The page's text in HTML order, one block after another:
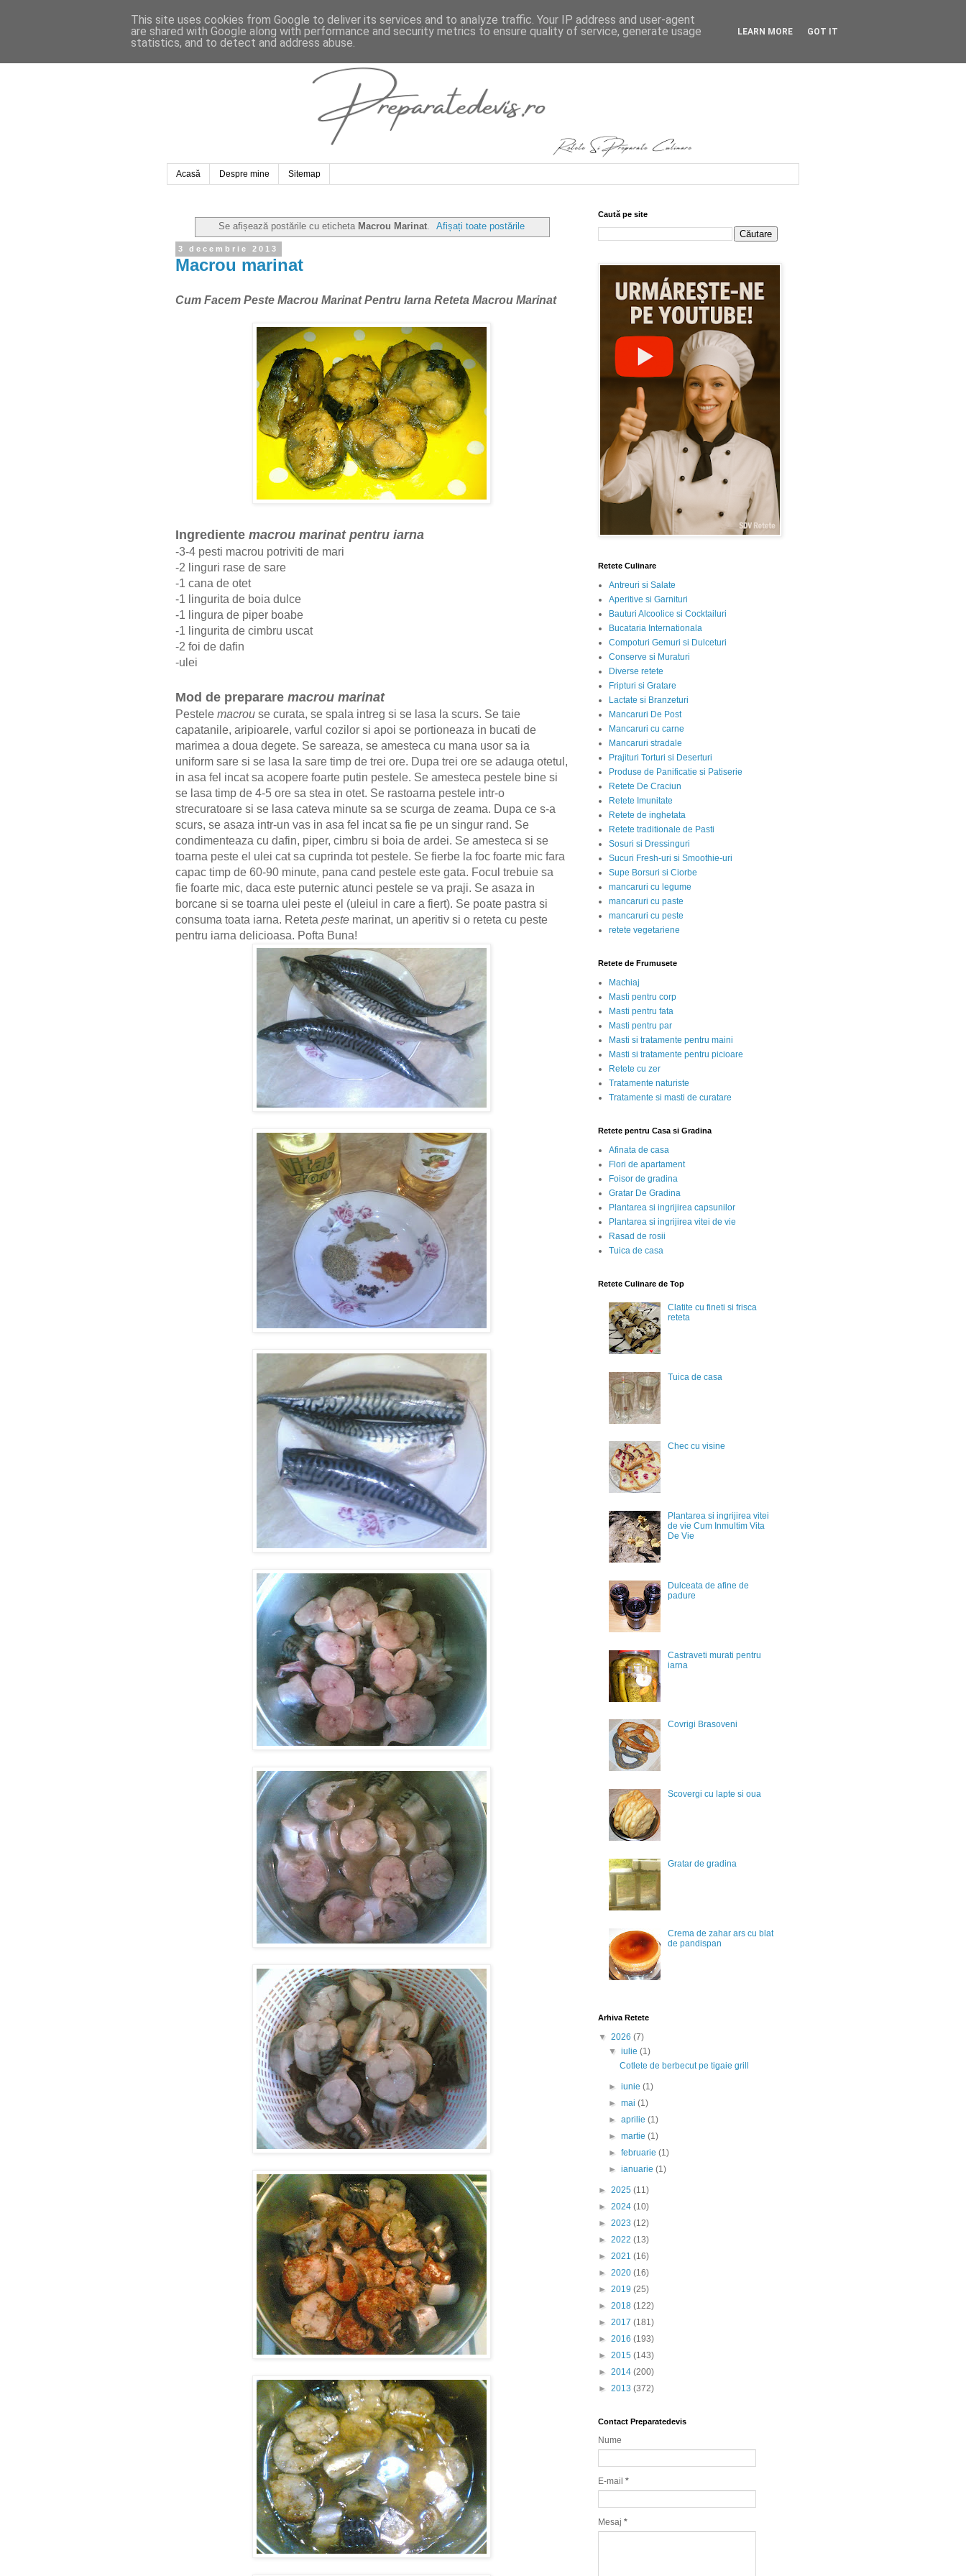
Acasă Despre mine Sitemap
Se afișează postările cu eticheta Macrou Marinat. Afișați toate postările
3 decembrie 2013
Macrou marinat
Cum Facem Peste Macrou Marinat Pentru Iarna Reteta Macrou Marinat
Ingrediente macrou marinat pentru iarna
-3-4 pesti macrou potriviti de mari
-2 linguri rase de sare
-1 cana de otet
-1 lingurita de boia dulce
-1 lingura de piper boabe
-1 lingurita de cimbru uscat
-2 foi de dafin
-ulei
Mod de preparare macrou marinat
Pestele macrou se curata, se spala intreg si se lasa la scurs. Se taie
capatanile, aripioarele, varful cozilor si apoi se portioneaza in bucati de
marimea a doua degete. Se sareaza, se amesteca cu mana usor sa ia
uniform sare si se lasa la sare timp de trei ore. Dupa trei ore se adauga otetul,
in asa fel incat sa acopere foarte putin pestele. Se amesteca pestele bine si
se lasa timp de 4-5 ore sa stea in otet. Se rastoarna pestele intr-o
strecuratoare si se lasa cateva minute sa se scurga de zeama. Dupa ce s-a
scurs, se asaza intr-un vas in asa fel incat sa fie pe un singur rand. Se
condimenteaza cu dafin, piper, cimbru si boia de ardei. Se amesteca si se
toarna peste el ulei cat sa cuprinda tot pestele. Se fierbe la foc foarte mic fara
capac timp de 60-90 minute, pana cand pestele este gata. Focul trebuie sa
fie foarte mic, daca este puternic atunci pestele se va praji. Se asaza in
borcane si se toarna ulei peste el (uleiul in care a fiert). Se poate pastra si
consuma toata iarna. Reteta peste marinat, un aperitiv si o reteta cu peste
pentru iarna delicioasa. Pofta Buna!
Caută pe site
Retete Culinare
Antreuri si Salate
Aperitive si Garnituri
Bauturi Alcoolice si Cocktailuri
Bucataria Internationala
Compoturi Gemuri si Dulceturi
Conserve si Muraturi
Diverse retete
Fripturi si Gratare
Lactate si Branzeturi
Mancaruri De Post
Mancaruri cu carne
Mancaruri stradale
Prajituri Torturi si Deserturi
Produse de Panificatie si Patiserie
Retete De Craciun
Retete Imunitate
Retete de inghetata
Retete traditionale de Pasti
Sosuri si Dressinguri
Sucuri Fresh-uri si Smoothie-uri
Supe Borsuri si Ciorbe
mancaruri cu legume
mancaruri cu paste
mancaruri cu peste
retete vegetariene
Retete de Frumusete
Machiaj
Masti pentru corp
Masti pentru fata
Masti pentru par
Masti si tratamente pentru maini
Masti si tratamente pentru picioare
Retete cu zer
Tratamente naturiste
Tratamente si masti de curatare
Retete pentru Casa si Gradina
Afinata de casa
Flori de apartament
Foisor de gradina
Gratar De Gradina
Plantarea si ingrijirea capsunilor
Plantarea si ingrijirea vitei de vie
Rasad de rosii
Tuica de casa
Retete Culinare de Top
Clatite cu fineti si frisca
reteta
Tuica de casa
Chec cu visine
Plantarea si ingrijirea vitei
de vie Cum Inmultim Vita
De Vie
Dulceata de afine de
padure
Castraveti murati pentru
iarna
Covrigi Brasoveni
Scovergi cu lapte si oua
Gratar de gradina
Crema de zahar ars cu blat
de pandispan
Arhiva Retete
▼ 2026 (7)
▼iulie(1)
Cotlete de berbecut pe tigaie grill
►iunie(1)
►mai(1)
►aprilie(1)
►martie(1)
►februarie(1)
►ianuarie(1)
► 2025 (11)
► 2024 (10)
► 2023 (12)
► 2022 (13)
► 2021 (16)
► 2020 (16)
► 2019 (25)
► 2018 (122)
► 2017 (181)
► 2016 (193)
► 2015 (143)
► 2014 (200)
► 2013 (372)
Contact Preparatedevis
Nume
E-mail *
Mesaj *
This site uses cookies from Google to deliver its services and to analyze traffic. Your IP address and user-agent
are shared with Google along with performance and security metrics to ensure quality of service, generate usage
statistics, and to detect and address abuse.
LEARN MORE GOT IT